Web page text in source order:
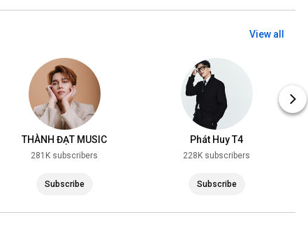
View all
THÀNH ĐẠT MUSIC
281K subscribers
Subscribe
Phát Huy T4
228K subscribers
Subscribe